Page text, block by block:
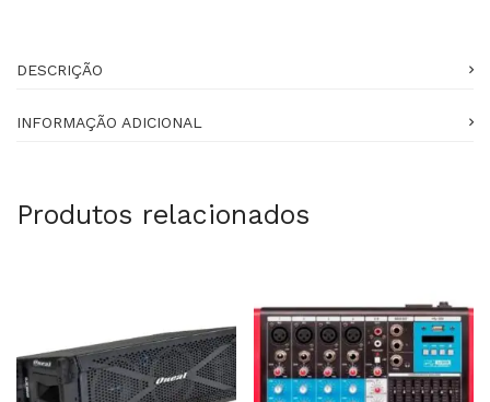
DESCRIÇÃO
INFORMAÇÃO ADICIONAL
Produtos relacionados